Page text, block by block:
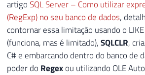
artigoSQL Server – Como utilizar
(RegExp) no seu banco de dados,
contornar essa limitação usando o
(funciona, mas é limitado),SQLCLR,
C# e embarcando dentro do banco de
poder do Regexou utilizando OLE